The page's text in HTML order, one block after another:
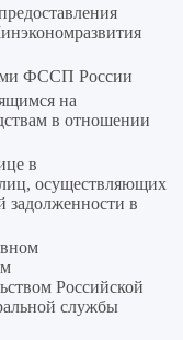
ФССП России
на
в отношении
в
осуществляющих
задолженности в
Российской
службы